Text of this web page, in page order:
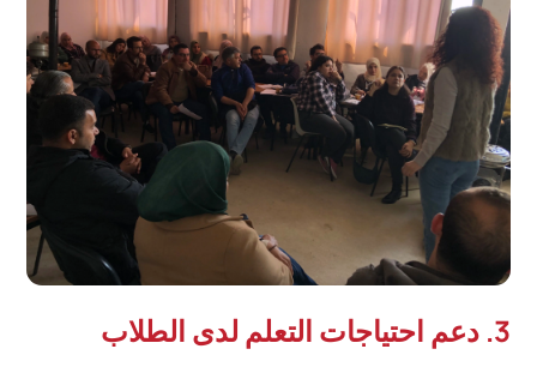
3. دعم احتياجات التعلم لدى الطلاب